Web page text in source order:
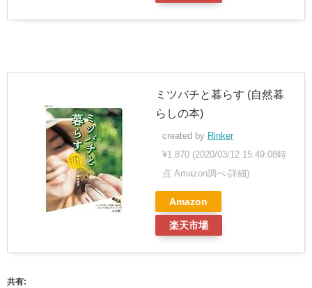
ミツバチと暮らす (自然暮
らしの本)
created by Rinker
¥1,870 (2020/03/12 15:49:08時
点 Amazon調べ-詳細)
Amazon
楽天市場
共有: